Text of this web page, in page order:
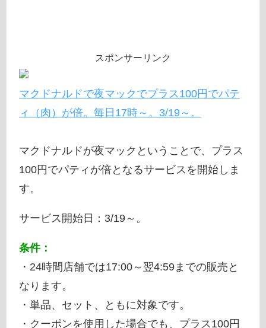
スポンサーリンク
マクドナルドで夜マックでプラス100円でパテ
ィ（肉）が倍。毎日17時～。3/19～。
マクドナルドが夜マックということで、プラス
100円でパティが倍となるサービスを開始しま
す。
サービス開始日：3/19～。
条件：
・24時間店舗では17:00～翌4:59までの販売と
なります。
・単品、セット、ともに対象です。
・クーポンを使用した場合でも、プラス100円